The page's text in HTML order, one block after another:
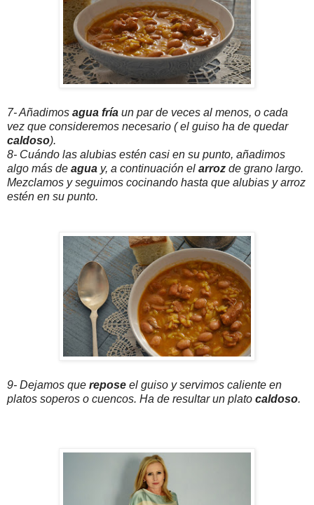
7- Añadimos agua fría un par de veces al menos, o cada
vez que consideremos necesario ( el guiso ha de quedar
caldoso).
8- Cuándo las alubias estén casi en su punto, añadimos
algo más de agua y, a continuación el arroz de grano largo.
Mezclamos y seguimos cocinando hasta que alubias y arroz
estén en su punto.
9- Dejamos que repose el guiso y servimos caliente en
platos soperos o cuencos. Ha de resultar un plato caldoso.